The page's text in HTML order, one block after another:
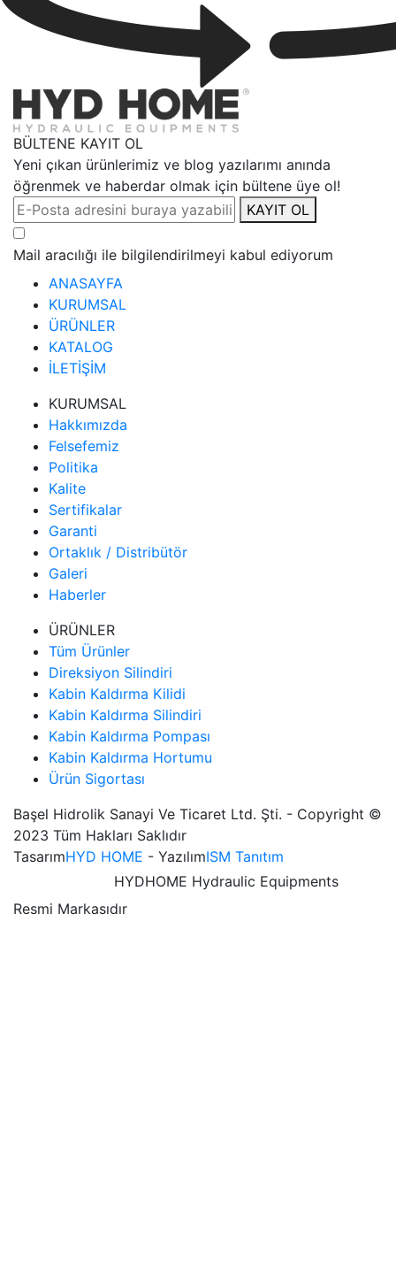
BÜLTENE KAYIT OL
Yeni çıkan ürünlerimiz ve blog yazılarımı anında
öğrenmek ve haberdar olmak için bültene üye ol!
KAYIT OL
Mail aracılığı ile bilgilendirilmeyi kabul ediyorum
ANASAYFA
KURUMSAL
ÜRÜNLER
KATALOG
İLETİŞİM
KURUMSAL
Hakkımızda
Felsefemiz
Politika
Kalite
Sertifikalar
Garanti
Ortaklık / Distribütör
Galeri
Haberler
ÜRÜNLER
Tüm Ürünler
Direksiyon Silindiri
Kabin Kaldırma Kilidi
Kabin Kaldırma Silindiri
Kabin Kaldırma Pompası
Kabin Kaldırma Hortumu
Ürün Sigortası
Başel Hidrolik Sanayi Ve Ticaret Ltd. Şti. - Copyright ©
2023 Tüm Hakları Saklıdır
TasarımHYD HOME - YazılımISM Tanıtım
HYDHOME Hydraulic Equipments
Resmi Markasıdır